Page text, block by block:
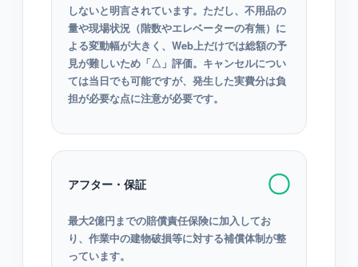
しないと明言されています。ただし、不用品の
量や現場状況（階数やエレベーターの有無）に
よる変動幅が大きく、Web上だけでは総額の予
見が難しいため「△」評価。キャンセルについ
ては当日でも可能ですが、発生した実費分は負
担が必要な点に注意が必要です。
アフター・保証 〇
最大2億円までの賠償責任保険に加入してお
り、作業中の建物破損等に対する補償体制が整
っています。